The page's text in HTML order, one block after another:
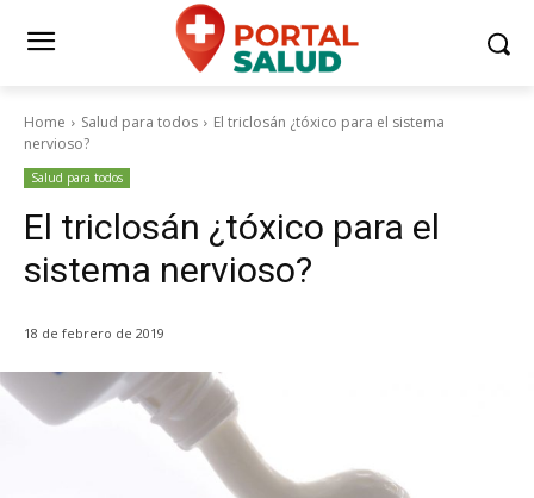
Home Salud para todos
El triclosán ¿tóxico para el sistema
nervioso?
Salud para todos
El triclosán ¿tóxico para el
sistema nervioso?
18 de febrero de 2019